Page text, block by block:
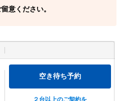
意ください。
空き待ち予約
２台以上のご契約を